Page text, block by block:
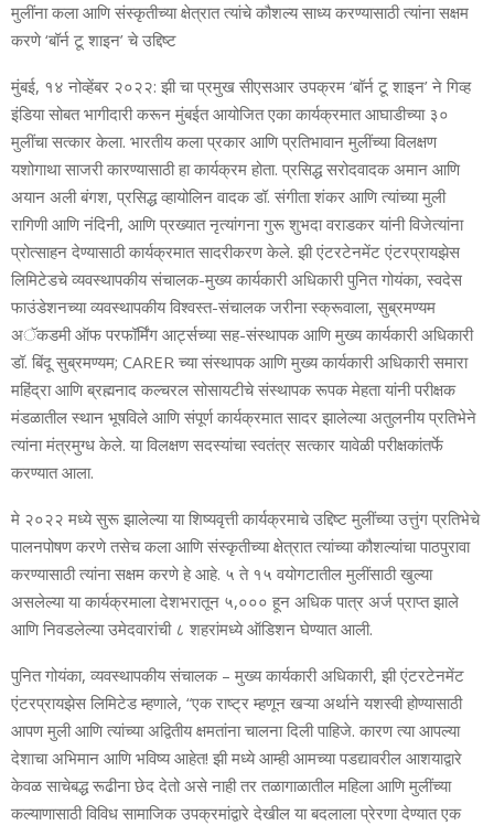
मुलींना कला आणि संस्कृतीच्या क्षेत्रात त्यांचे कौशल्य साध्य करण्यासाठी त्यांना सक्षम
करणे ‘बॉर्न टू शाइन’ चे उद्दिष्ट
मुंबई, १४ नोव्हेंबर २०२२: झी चा प्रमुख सीएसआर उपक्रम ‘बॉर्न टू शाइन’ ने गिव्ह
इंडिया सोबत भागीदारी करून मुंबईत आयोजित एका कार्यक्रमात आघाडीच्या ३०
मुलींचा सत्कार केला. भारतीय कला प्रकार आणि प्रतिभावान मुलींच्या विलक्षण
यशोगाथा साजरी कारण्यासाठी हा कार्यक्रम होता. प्रसिद्ध सरोदवादक अमान आणि
अयान अली बंगश, प्रसिद्ध व्हायोलिन वादक डॉ. संगीता शंकर आणि त्यांच्या मुली
रागिणी आणि नंदिनी, आणि प्रख्यात नृत्यांगना गुरू शुभदा वराडकर यांनी विजेत्यांना
प्रोत्साहन देण्यासाठी कार्यक्रमात सादरीकरण केले. झी एंटरटेनमेंट एंटरप्रायझेस
लिमिटेडचे व्यवस्थापकीय संचालक-मुख्य कार्यकारी अधिकारी पुनित गोयंका, स्वदेस
फाउंडेशनच्या व्यवस्थापकीय विश्वस्त-संचालक जरीना स्क्रूवाला, सुब्रमण्यम
अॅकडमी ऑफ परफॉर्मिंग आर्ट्सच्या सह-संस्थापक आणि मुख्य कार्यकारी अधिकारी
डॉ. बिंदू सुब्रमण्यम; CARER च्या संस्थापक आणि मुख्य कार्यकारी अधिकारी समारा
महिंद्रा आणि ब्रह्मनाद कल्चरल सोसायटीचे संस्थापक रूपक मेहता यांनी परीक्षक
मंडळातील स्थान भूषविले आणि संपूर्ण कार्यक्रमात सादर झालेल्या अतुलनीय प्रतिभेने
त्यांना मंत्रमुग्ध केले. या विलक्षण सदस्यांचा स्वतंत्र सत्कार यावेळी परीक्षकांतर्फे
करण्यात आला.
मे २०२२ मध्ये सुरू झालेल्या या शिष्यवृत्ती कार्यक्रमाचे उद्दिष्ट मुलींच्या उत्तुंग प्रतिभेचे
पालनपोषण करणे तसेच कला आणि संस्कृतीच्या क्षेत्रात त्यांच्या कौशल्यांचा पाठपुरावा
करण्यासाठी त्यांना सक्षम करणे हे आहे. ५ ते १५ वयोगटातील मुलींसाठी खुल्या
असलेल्या या कार्यक्रमाला देशभरातून ५,००० हून अधिक पात्र अर्ज प्राप्त झाले
आणि निवडलेल्या उमेदवारांची ८ शहरांमध्ये ऑडिशन घेण्यात आली.
पुनित गोयंका, व्यवस्थापकीय संचालक – मुख्य कार्यकारी अधिकारी, झी एंटरटेनमेंट
एंटरप्रायझेस लिमिटेड म्हणाले, “एक राष्ट्र म्हणून खऱ्या अर्थाने यशस्वी होण्यासाठी
आपण मुली आणि त्यांच्या अद्वितीय क्षमतांना चालना दिली पाहिजे. कारण त्या आपल्या
देशाचा अभिमान आणि भविष्य आहेत! झी मध्ये आम्ही आमच्या पडद्यावरील आशयाद्वारे
केवळ साचेबद्ध रूढीना छेद देतो असे नाही तर तळागाळातील महिला आणि मुलींच्या
कल्याणासाठी विविध सामाजिक उपक्रमांद्वारे देखील या बदलाला प्रेरणा देण्यात एक